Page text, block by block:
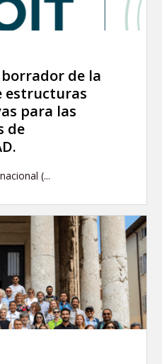
de la
estructuras
para las
de
(...